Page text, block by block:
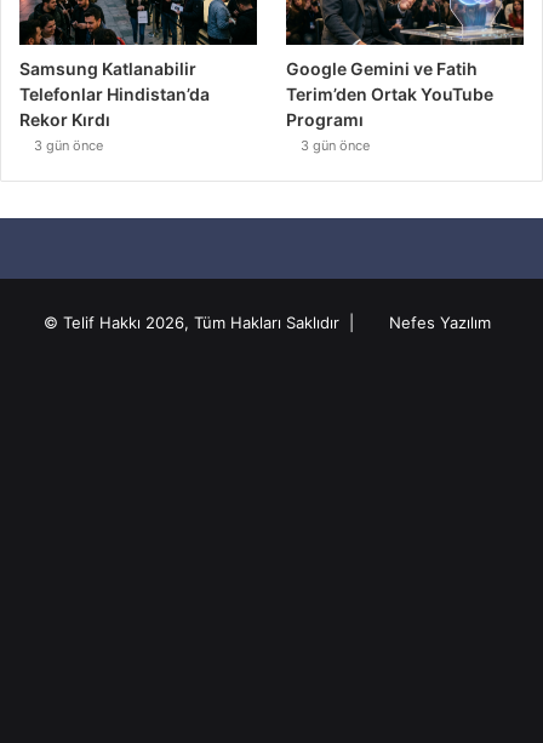
Samsung Katlanabilir
Telefonlar Hindistan’da
Rekor Kırdı
3 gün önce
Google Gemini ve Fatih
Terim’den Ortak YouTube
Programı
3 gün önce
© Telif Hakkı 2026, Tüm Hakları Saklıdır | Nefes Yazılım